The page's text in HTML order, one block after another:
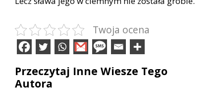
Twoja ocena
Przeczytaj Inne Wiesze Tego
Autora